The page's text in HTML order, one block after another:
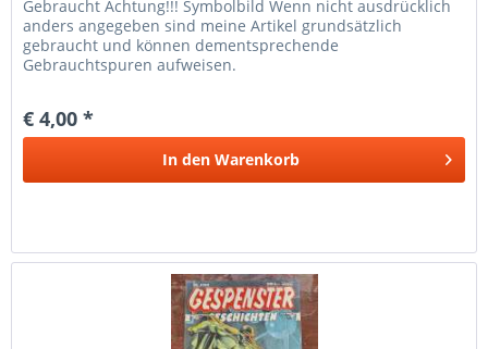
Gebraucht Achtung!!! Symbolbild Wenn nicht ausdrücklich
anders angegeben sind meine Artikel grundsätzlich
gebraucht und können dementsprechende
Gebrauchtspuren aufweisen.
€ 4,00 *
In den Warenkorb